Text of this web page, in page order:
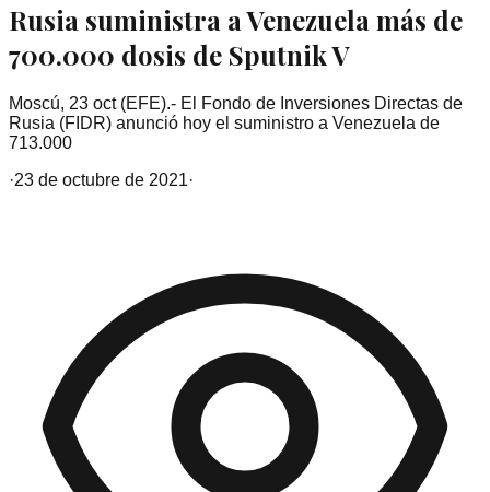
Rusia suministra a Venezuela más de
700.000 dosis de Sputnik V
Moscú, 23 oct (EFE).- El Fondo de Inversiones Directas de
Rusia (FIDR) anunció hoy el suministro a Venezuela de
713.000
·23 de octubre de 2021·